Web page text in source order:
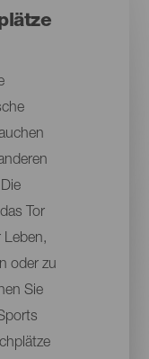
Tor
Leben,
oder zu
Sie